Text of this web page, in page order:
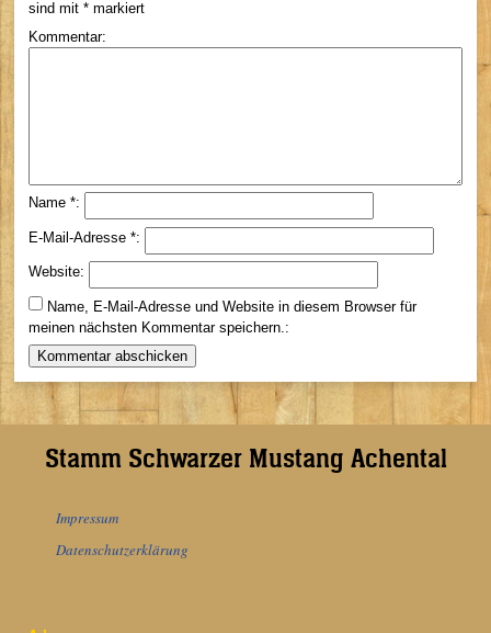
sind mit * markiert
Kommentar
Name *
E-Mail-Adresse *
Website
Name, E-Mail-Adresse und Website in diesem Browser für
meinen nächsten Kommentar speichern.
Stamm Schwarzer Mustang Achental
Impressum
Datenschutzerklärung